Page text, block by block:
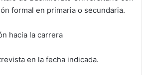
formal en primaria o secundaria.
hacia la carrera
en la fecha indicada.